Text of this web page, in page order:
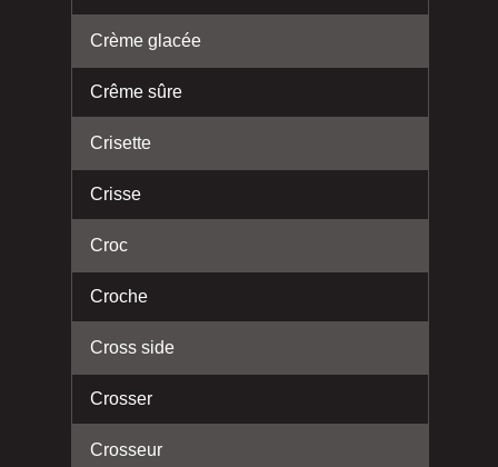
Crème glacée
Crême sûre
Crisette
Crisse
Croc
Croche
Cross side
Crosser
Crosseur